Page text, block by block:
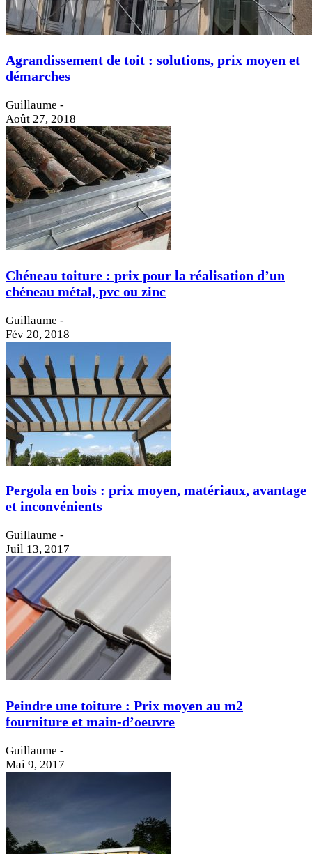
Agrandissement de toit : solutions, prix moyen et
démarches
Guillaume -
Août 27, 2018
Chéneau toiture : prix pour la réalisation d’un
chéneau métal, pvc ou zinc
Guillaume -
Fév 20, 2018
Pergola en bois : prix moyen, matériaux, avantage
et inconvénients
Guillaume -
Juil 13, 2017
Peindre une toiture : Prix moyen au m2
fourniture et main-d’oeuvre
Guillaume -
Mai 9, 2017